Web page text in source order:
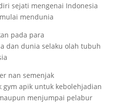
sejati mengenai Indonesia
mendunia
pada para
dan dunia selaku olah tubuh
nan semenjak
gym apik untuk kebolehjadian
menjumpai pelabur